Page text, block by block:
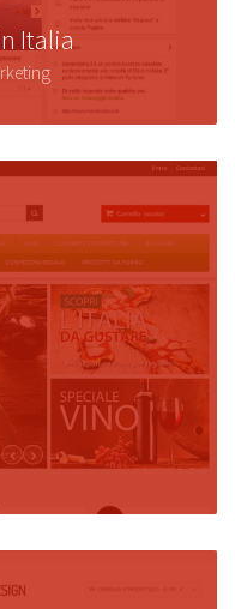
Italia